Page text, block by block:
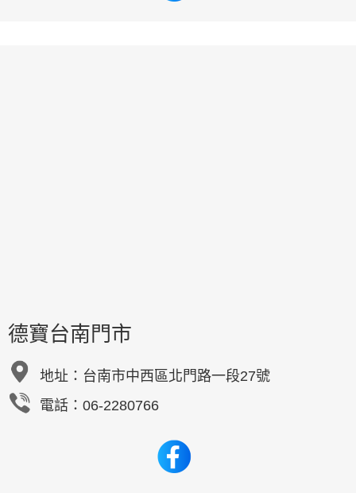
德寶台南門市
地址： 台南市中西區北門路一段27號
電話：06-2280766